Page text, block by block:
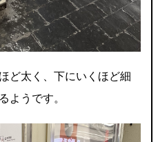
ど太く、下にいくほど細
ようです。